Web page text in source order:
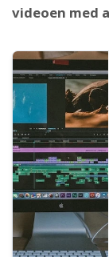
videoen med